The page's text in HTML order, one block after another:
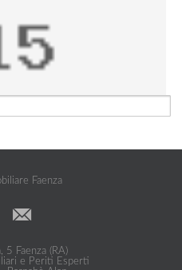
Faenza
5 Faenza (RA)
e Periti Esperti